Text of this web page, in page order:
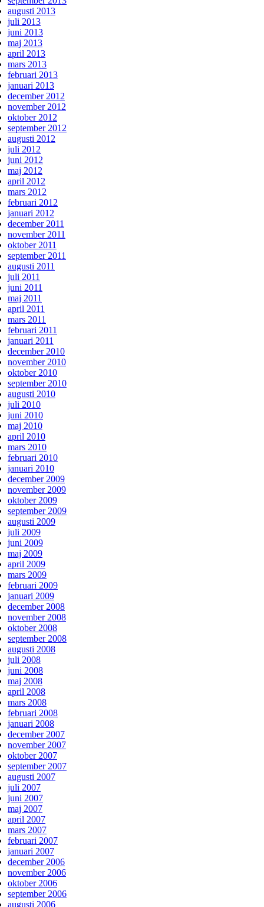
augusti 2013
juli 2013
juni 2013
maj 2013
april 2013
mars 2013
februari 2013
januari 2013
december 2012
november 2012
oktober 2012
september 2012
augusti 2012
juli 2012
juni 2012
maj 2012
april 2012
mars 2012
februari 2012
januari 2012
december 2011
november 2011
oktober 2011
september 2011
augusti 2011
juli 2011
juni 2011
maj 2011
april 2011
mars 2011
februari 2011
januari 2011
december 2010
november 2010
oktober 2010
september 2010
augusti 2010
juli 2010
juni 2010
maj 2010
april 2010
mars 2010
februari 2010
januari 2010
december 2009
november 2009
oktober 2009
september 2009
augusti 2009
juli 2009
juni 2009
maj 2009
april 2009
mars 2009
februari 2009
januari 2009
december 2008
november 2008
oktober 2008
september 2008
augusti 2008
juli 2008
juni 2008
maj 2008
april 2008
mars 2008
februari 2008
januari 2008
december 2007
november 2007
oktober 2007
september 2007
augusti 2007
juli 2007
juni 2007
maj 2007
april 2007
mars 2007
februari 2007
januari 2007
december 2006
november 2006
oktober 2006
september 2006
augusti 2006